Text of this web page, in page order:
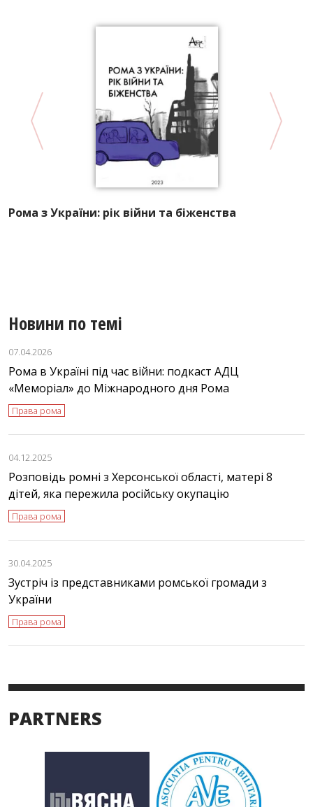
Рома з України: рік війни та біженства
Новини по темі
07.04.2026
Рома в Україні під час війни: подкаст АДЦ
«Меморіал» до Міжнародного дня Рома
Права рома
04.12.2025
Розповідь ромні з Херсонської області, матері 8
дітей, яка пережила російську окупацію
Права рома
30.04.2025
Зустріч із представниками ромської громади з
України
Права рома
PARTNERS